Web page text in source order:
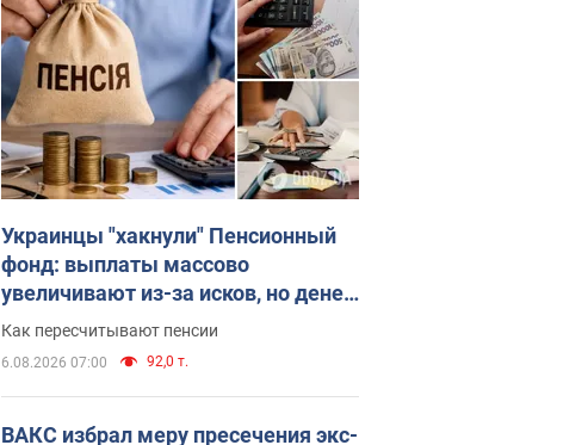
Украинцы "хакнули" Пенсионный
фонд: выплаты массово
увеличивают из-за исков, но денег
не хватает
Как пересчитывают пенсии
6.08.2026 07:00 92,0 т.
ВАКС избрал меру пресечения экс-